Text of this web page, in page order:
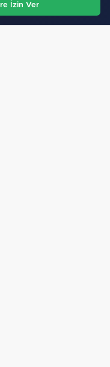
plaket"
İzin Ver
Ara Menü